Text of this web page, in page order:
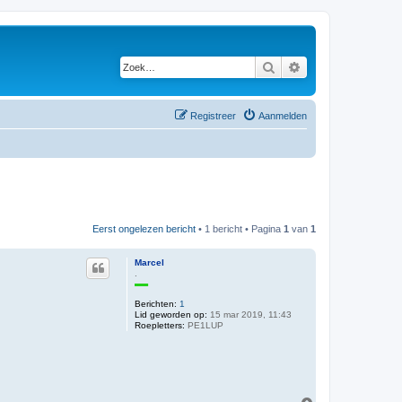
Zoek
Aanmelden
Registreer
Eerst ongelezen bericht • 1 bericht • Pagina 1 van 1
Marcel
Berichten: 1
Lid geworden op: 15 mar 2019, 11:43
Roepletters: PE1LUP